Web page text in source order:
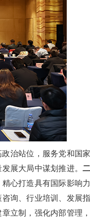
治站位，服务党和国
展大局中谋划推进。
心打造具有国际影响
询、行业培训、发展
立制，强化内部管理